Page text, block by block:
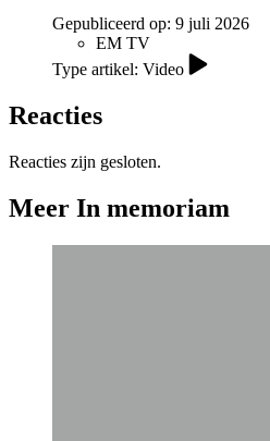
Gepubliceerd op: 9 juli 2026
EM TV
Type artikel: Video
Reacties
Reacties zijn gesloten.
Meer In memoriam